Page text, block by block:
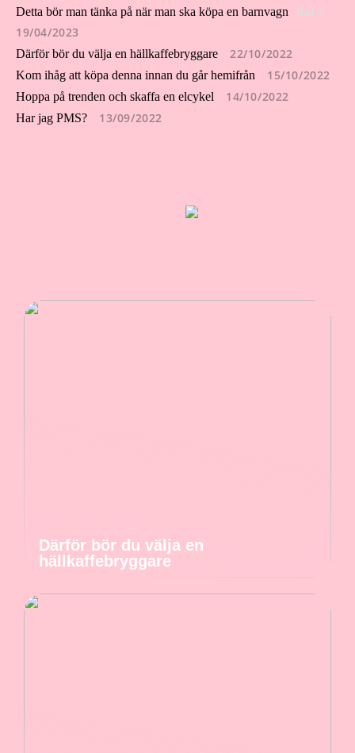
Detta bör man tänka på när man ska köpa en barnvagn
Barn
19/04/2023
Därför bör du välja en hällkaffebryggare 22/10/2022
Kom ihåg att köpa denna innan du går hemifrån 15/10/2022
Hoppa på trenden och skaffa en elcykel 14/10/2022
Har jag PMS? 13/09/2022
Därför bör du välja en
hällkaffebryggare